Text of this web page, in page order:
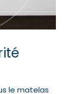
le matelas